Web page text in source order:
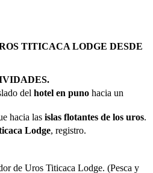
TITICACA LODGE DESDE
del hotel en puno hacia un
hacia las islas flotantes de los uros.
Lodge, registro.
de Uros Titicaca Lodge. (Pesca y